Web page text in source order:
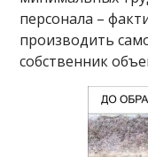
персонала –
производить
собственник